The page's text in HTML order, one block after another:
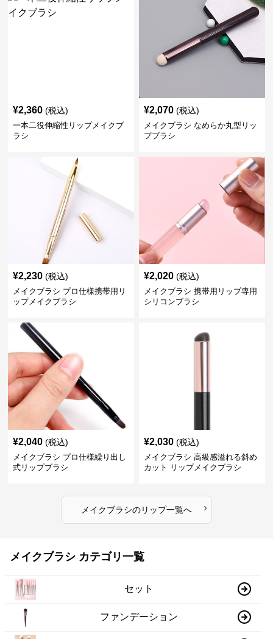
¥2,360 (税込)
一本二役伸縮性リップメイクブ
ラシ
¥2,070 (税込)
メイクブラシ なめらか丸型リッ
プブラシ
¥2,230 (税込)
メイクブラシ プロ仕様携帯用リ
ップメイクブラシ
¥2,020 (税込)
メイクブラシ 携帯用リップ専用
シリコンブラシ
¥2,040 (税込)
メイクブラシ プロ仕様繰り出し
式リップブラシ
¥2,030 (税込)
メイクブラシ 高級感溢れる斜め
カット リップメイクブラシ
メイクブラシのリップ一覧へ ›
メイクブラシ カテゴリ一覧
セット
ファンデーション